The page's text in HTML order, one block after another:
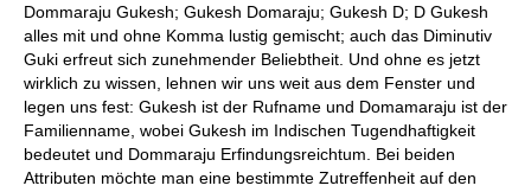
Dommaraju Gukesh; Gukesh Domaraju; Gukesh D; D Gukesh
alles mit und ohne Komma lustig gemischt; auch das Diminutiv
Guki erfreut sich zunehmender Beliebtheit. Und ohne es jetzt
wirklich zu wissen, lehnen wir uns weit aus dem Fenster und
legen uns fest: Gukesh ist der Rufname und Domamaraju ist der
Familienname, wobei Gukesh im Indischen Tugendhaftigkeit
bedeutet und Dommaraju Erfindungsreichtum. Bei beiden
Attributen möchte man eine bestimmte Zutreffenheit auf den